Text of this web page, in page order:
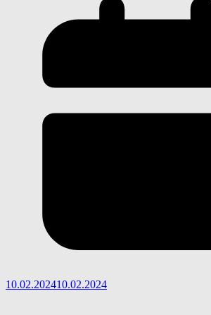
10.02.202410.02.2024